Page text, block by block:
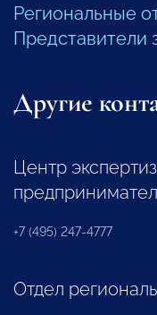
Региональные
Представители
Другие
Центр
+7 (495) 247-4777
Отдел